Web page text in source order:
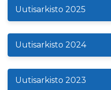
Uutisarkisto 2025
Uutisarkisto 2024
Uutisarkisto 2023